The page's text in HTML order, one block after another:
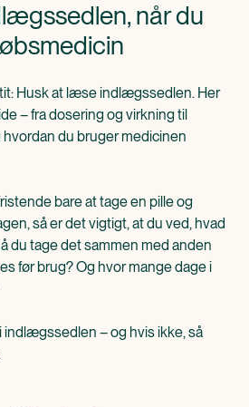
når du
Husk at læse indlægssedlen. Her
– fra dosering og virkning til
du bruger medicinen
bare at tage en pille og
så er det vigtigt, at du ved, hvad
du tage det sammen med anden
før brug? Og hvor mange dage i
indlægssedlen – og hvis ikke, så